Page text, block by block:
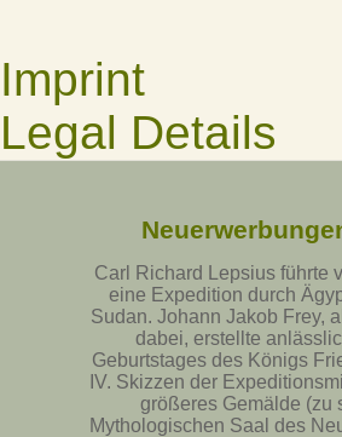
Imprint
Legal Details
Carl Richard Lepsius führte
eine Expedition durch
Sudan. Johann Jakob Frey,
dabei, erstellte
Geburtstages des Königs
IV. Skizzen der
größeres Gemälde (zu
Mythologischen Saal des